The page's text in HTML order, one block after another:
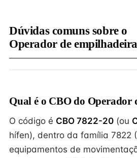
Dúvidas comuns sobre o
Operador de empilhadeira
Qual é o CBO do Operador
O código é CBO 7822-20 (ou
hífen), dentro da família 7822
equipamentos de